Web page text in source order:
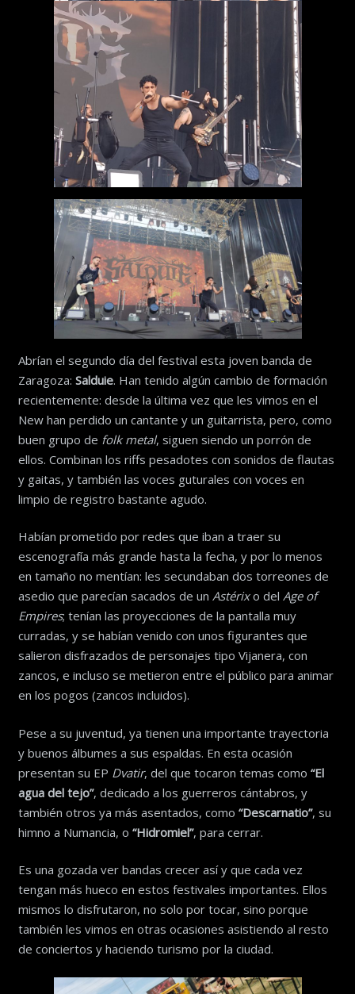
Abrían el segundo día del festival esta joven banda de
Zaragoza: Salduie. Han tenido algún cambio de formación
recientemente: desde la última vez que les vimos en el
New han perdido un cantante y un guitarrista, pero, como
buen grupo de folk metal, siguen siendo un porrón de
ellos. Combinan los riffs pesadotes con sonidos de flautas
y gaitas, y también las voces guturales con voces en
limpio de registro bastante agudo.
Habían prometido por redes que iban a traer su
escenografía más grande hasta la fecha, y por lo menos
en tamaño no mentían: les secundaban dos torreones de
asedio que parecían sacados de un Astérixo del Age of
Empires; tenían las proyecciones de la pantalla muy
curradas, y se habían venido con unos figurantes que
salieron disfrazados de personajes tipo Vijanera, con
zancos, e incluso se metieron entre el público para animar
en los pogos (zancos incluidos).
Pese a su juventud, ya tienen una importante trayectoria
y buenos álbumes a sus espaldas. En esta ocasión
presentan su EP Dvatir, del que tocaron temas como “El
agua del tejo”, dedicado a los guerreros cántabros, y
también otros ya más asentados, como “Descarnatio”, su
himno a Numancia, o “Hidromiel”, para cerrar.
Es una gozada ver bandas crecer así y que cada vez
tengan más hueco en estos festivales importantes. Ellos
mismos lo disfrutaron, no solo por tocar, sino porque
también les vimos en otras ocasiones asistiendo al resto
de conciertos y haciendo turismo por la ciudad.